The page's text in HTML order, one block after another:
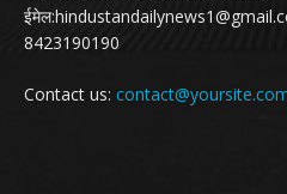
8423190190
Contact us: